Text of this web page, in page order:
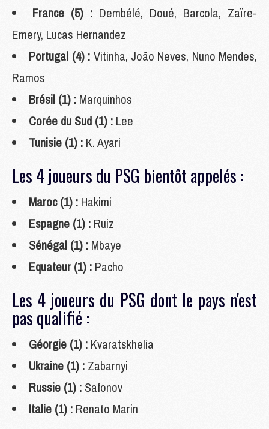
France (5) : Dembélé, Doué, Barcola, Zaïre-
Emery, Lucas Hernandez
Portugal (4) : Vitinha, João Neves, Nuno Mendes,
Ramos
Brésil (1) : Marquinhos
Corée du Sud (1) : Lee
Tunisie (1) : K. Ayari
Les 4 joueurs du PSG bientôt appelés :
Maroc (1) : Hakimi
Espagne (1) : Ruiz
Sénégal (1) : Mbaye
Equateur (1) : Pacho
Les 4 joueurs du PSG dont le pays n'est
pas qualifié :
Géorgie (1) : Kvaratskhelia
Ukraine (1) : Zabarnyi
Russie (1) : Safonov
Italie (1) : Renato Marin